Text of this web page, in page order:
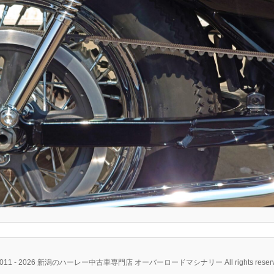
- 2026 新潟のハーレー中古車専門店 オーバーロードマシナリー All rights